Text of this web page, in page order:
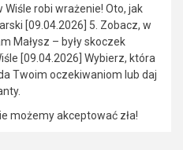
robi wrażenie! Oto, jak
[09.04.2026] 5. Zobacz, w
Małysz – były skoczek
[09.04.2026] Wybierz, która
Twoim oczekiwaniom lub daj
możemy akceptować zła!